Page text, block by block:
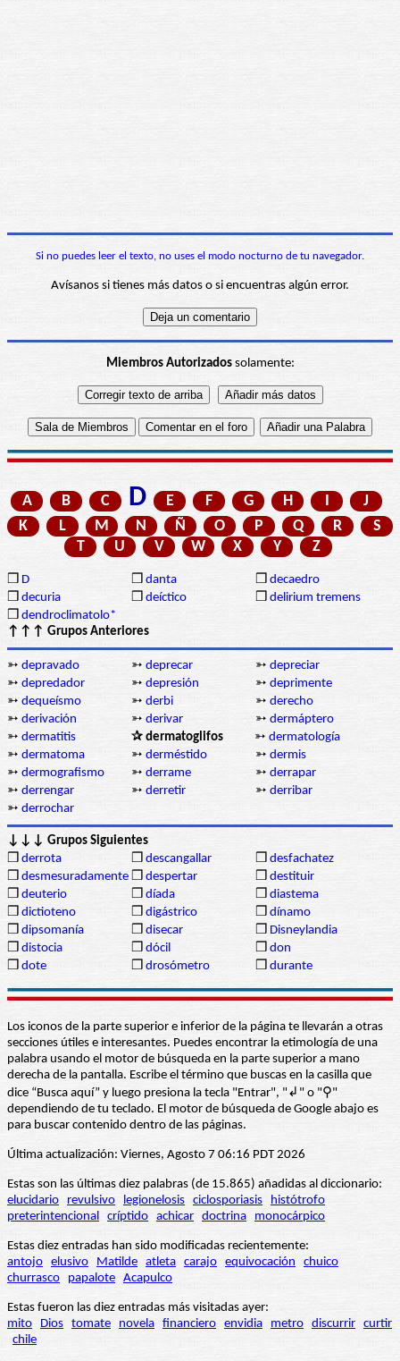
Si no puedes leer el texto, no uses el modo nocturno de tu navegador.
Avísanos si tienes más datos o si encuentras algún error.
Miembros Autorizadossolamente:
A B C D E F G H I
J
K
L M N Ñ O P Q R
S
T
U V W X Y Z
❒ D ❒ danta ❒ decaedro
❒ decuria ❒ deíctico ❒ delirium tremens
❒ dendroclimatolo*
↑↑↑ Grupos Anteriores
➳ depravado ➳ deprecar ➳ depreciar
➳ depredador ➳ depresión ➳ deprimente
➳ dequeísmo ➳ derbi ➳ derecho
➳ derivación ➳ derivar ➳ dermáptero
➳ dermatitis ✰ dermatoglifos ➳ dermatología
➳ dermatoma ➳ derméstido ➳ dermis
➳ dermografismo ➳ derrame ➳ derrapar
➳ derrengar ➳ derretir ➳ derribar
➳ derrochar
↓↓↓ Grupos Siguientes
❒ derrota ❒ descangallar ❒ desfachatez
❒ desmesuradamente ❒ despertar ❒ destituir
❒ deuterio ❒ díada ❒ diastema
❒ dictioteno ❒ digástrico ❒ dínamo
❒ dipsomanía ❒ disecar ❒ Disneylandia
❒ distocia ❒ dócil ❒ don
❒ dote ❒ drosómetro ❒ durante
Los iconos de la parte superior e inferior de la página te llevarán a otras
secciones útiles e interesantes. Puedes encontrar la etimología de una
palabra usando el motor de búsqueda en la parte superior a mano
derecha de la pantalla. Escribe el término que buscas en la casilla que
dice “Busca aquí” y luego presiona la tecla "Entrar", "↲" o "⚲"
dependiendo de tu teclado. El motor de búsqueda de Google abajo es
para buscar contenido dentro de las páginas.
Última actualización: Viernes, Agosto 7 06:16 PDT 2026
Estas son las últimas diez palabras (de 15.865) añadidas al diccionario:
elucidario
revulsivo legionelosis ciclosporiasis
histótrofo
preterintencional críptido achicar doctrina monocárpico
Estas diez entradas han sido modificadas recientemente:
antojo elusivo Matilde atleta carajo equivocación
chuico
churrasco
papalote Acapulco
Estas fueron las diez entradas más visitadas ayer:
mito
Dios tomate novela financiero envidia metro discurrir curtir
chile